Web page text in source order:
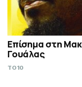
Επίσημα στη
Γουάλας
TO10